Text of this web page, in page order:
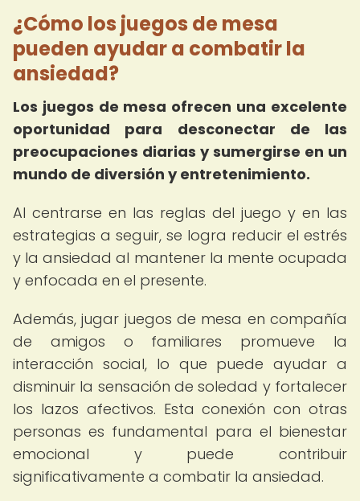
¿Cómo los juegos de mesa
pueden ayudar a combatir la
ansiedad?
Los juegos de mesa ofrecen una excelente
oportunidad para desconectar de las
preocupaciones diarias y sumergirse en un
mundo de diversión y entretenimiento.
Al centrarse en las reglas del juego y en las
estrategias a seguir, se logra reducir el estrés
y la ansiedad al mantener la mente ocupada
y enfocada en el presente.
Además, jugar juegos de mesa en compañía
de amigos o familiares promueve la
interacción social, lo que puede ayudar a
disminuir la sensación de soledad y fortalecer
los lazos afectivos. Esta conexión con otras
personas es fundamental para el bienestar
emocional y puede contribuir
significativamente a combatir la ansiedad.